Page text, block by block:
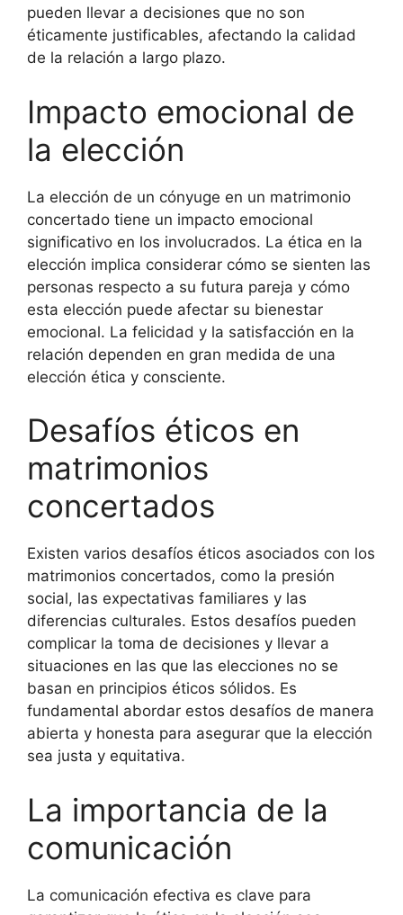
pueden llevar a decisiones que no son
éticamente justificables, afectando la calidad
de la relación a largo plazo.
Impacto emocional de
la elección
La elección de un cónyuge en un matrimonio
concertado tiene un impacto emocional
significativo en los involucrados. La ética en la
elección implica considerar cómo se sienten las
personas respecto a su futura pareja y cómo
esta elección puede afectar su bienestar
emocional. La felicidad y la satisfacción en la
relación dependen en gran medida de una
elección ética y consciente.
Desafíos éticos en
matrimonios
concertados
Existen varios desafíos éticos asociados con los
matrimonios concertados, como la presión
social, las expectativas familiares y las
diferencias culturales. Estos desafíos pueden
complicar la toma de decisiones y llevar a
situaciones en las que las elecciones no se
basan en principios éticos sólidos. Es
fundamental abordar estos desafíos de manera
abierta y honesta para asegurar que la elección
sea justa y equitativa.
La importancia de la
comunicación
La comunicación efectiva es clave para